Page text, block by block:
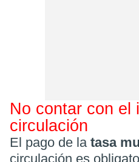
No contar con el
circulación
El pago de la tasa
circulación es